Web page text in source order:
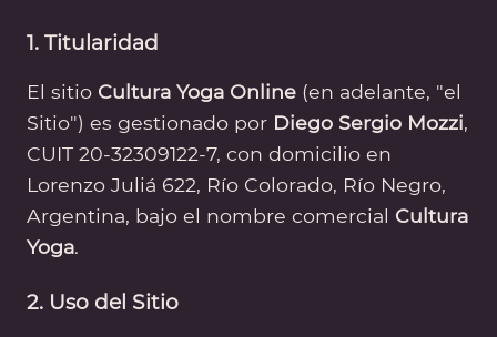
1. Titularidad
El sitio Cultura Yoga Online (en adelante, "el
Sitio") es gestionado por Diego Sergio Mozzi,
CUIT 20-32309122-7, con domicilio en
Lorenzo Juliá 622, Río Colorado, Río Negro,
Argentina, bajo el nombre comercial Cultura
Yoga.
2. Uso del Sitio